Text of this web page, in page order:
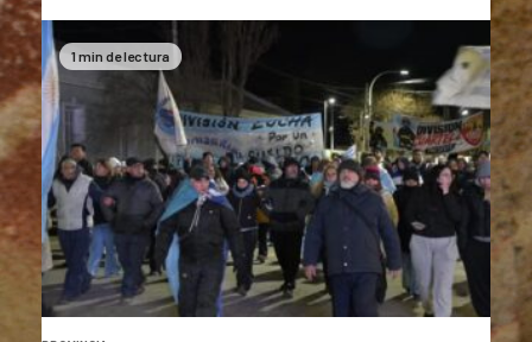
1 min de lectura